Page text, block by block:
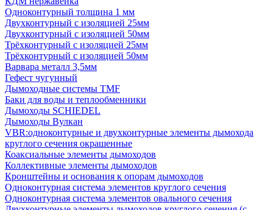
Одноконтурный толщина 1 мм
Двухконтурный с изоляцией 25мм
Двухконтурный с изоляцией 50мм
Трёхконтурный с изоляцией 25мм
Трёхконтурный с изоляцией 50мм
Варвара металл 3,5мм
Гефест чугунный
Дымоходные системы TMF
Баки для воды и теплообменники
Дымоходы SCHIEDEL
Дымоходы Вулкан
VBR:одноконтурные и двухконтурные элементы дымохода
круглого сечения окрашенные
Коаксиальные элементы дымоходов
Коллективные элементы дымоходов
Кронштейны и основания к опорам дымоходов
Одноконтурная система элементов круглого сечения
Одноконтурная система элементов овального сечения